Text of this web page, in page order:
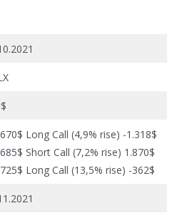
Long Call (4,9% rise) -1.318$
Short Call (7,2% rise) 1.870$
Long Call (13,5% rise) -362$